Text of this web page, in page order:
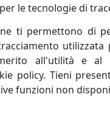
spiazzanti.
una visione
le tecnologie di
ti permettono di
all'utilità e al
policy. Tieni
funzioni non